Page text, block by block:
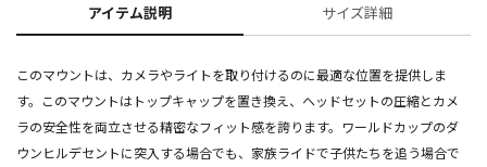
アイテム説明 サイズ詳細
このマウントは、カメラやライトを取り付けるのに最適な位置を提供しま
す。このマウントはトップキャップを置き換え、ヘッドセットの圧縮とカメ
ラの安全性を両立させる精密なフィット感を誇ります。ワールドカップのダ
ウンヒルデセントに突入する場合でも、家族ライドで子供たちを追う場合で